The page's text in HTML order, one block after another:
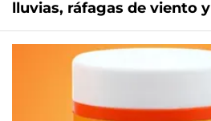
lluvias, ráfagas de viento